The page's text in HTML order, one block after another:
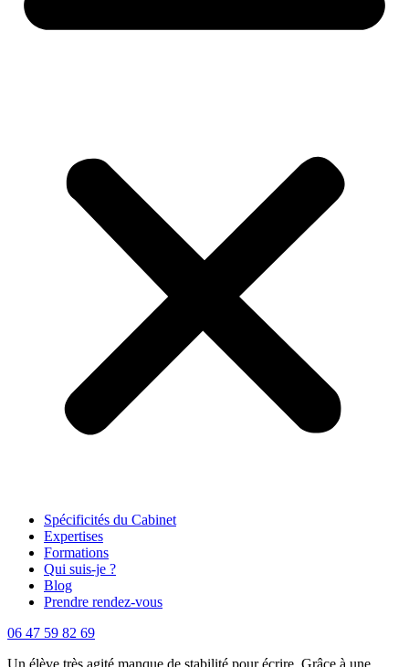
Spécificités du Cabinet
Expertises
Formations
Qui suis-je ?
Blog
Prendre rendez-vous
06 47 59 82 69
Un élève très agité manque de stabilité pour écrire. Grâce à une